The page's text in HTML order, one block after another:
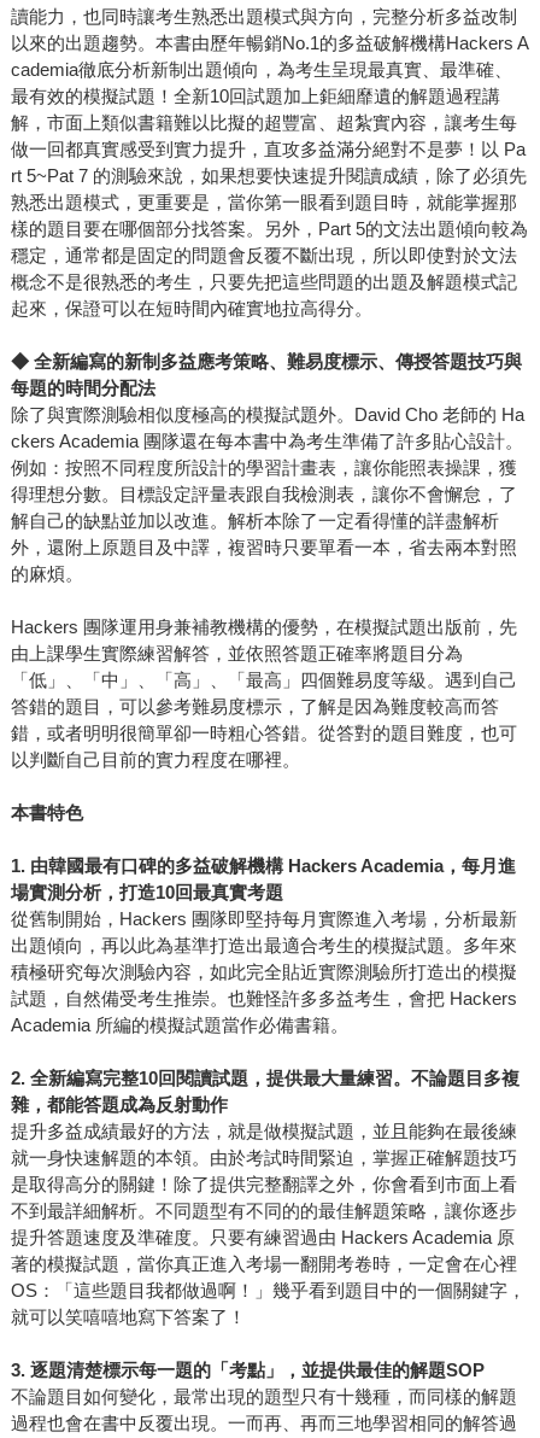
讀能力，也同時讓考生熟悉出題模式與方向，完整分析多益改制
以來的出題趨勢。本書由歷年暢銷No.1的多益破解機構Hackers A
cademia徹底分析新制出題傾向，為考生呈現最真實、最準確、
最有效的模擬試題！全新10回試題加上鉅細靡遺的解題過程講
解，市面上類似書籍難以比擬的超豐富、超紮實內容，讓考生每
做一回都真實感受到實力提升，直攻多益滿分絕對不是夢！以 Pa
rt 5~Pat 7 的測驗來說，如果想要快速提升閱讀成績，除了必須先
熟悉出題模式，更重要是，當你第一眼看到題目時，就能掌握那
樣的題目要在哪個部分找答案。另外，Part 5的文法出題傾向較為
穩定，通常都是固定的問題會反覆不斷出現，所以即使對於文法
概念不是很熟悉的考生，只要先把這些問題的出題及解題模式記
起來，保證可以在短時間內確實地拉高得分。
◆ 全新編寫的新制多益應考策略、難易度標示、傳授答題技巧與
每題的時間分配法
除了與實際測驗相似度極高的模擬試題外。David Cho 老師的 Ha
ckers Academia 團隊還在每本書中為考生準備了許多貼心設計。
例如：按照不同程度所設計的學習計畫表，讓你能照表操課，獲
得理想分數。目標設定評量表跟自我檢測表，讓你不會懈怠，了
解自己的缺點並加以改進。解析本除了一定看得懂的詳盡解析
外，還附上原題目及中譯，複習時只要單看一本，省去兩本對照
的麻煩。
Hackers 團隊運用身兼補教機構的優勢，在模擬試題出版前，先
由上課學生實際練習解答，並依照答題正確率將題目分為
「低」、「中」、「高」、「最高」四個難易度等級。遇到自己
答錯的題目，可以參考難易度標示，了解是因為難度較高而答
錯，或者明明很簡單卻一時粗心答錯。從答對的題目難度，也可
以判斷自己目前的實力程度在哪裡。
本書特色
1. 由韓國最有口碑的多益破解機構 Hackers Academia，每月進
場實測分析，打造10回最真實考題
從舊制開始，Hackers 團隊即堅持每月實際進入考場，分析最新
出題傾向，再以此為基準打造出最適合考生的模擬試題。多年來
積極研究每次測驗內容，如此完全貼近實際測驗所打造出的模擬
試題，自然備受考生推崇。也難怪許多多益考生，會把 Hackers
Academia 所編的模擬試題當作必備書籍。
2. 全新編寫完整10回閱讀試題，提供最大量練習。不論題目多複
雜，都能答題成為反射動作
提升多益成績最好的方法，就是做模擬試題，並且能夠在最後練
就一身快速解題的本領。由於考試時間緊迫，掌握正確解題技巧
是取得高分的關鍵！除了提供完整翻譯之外，你會看到市面上看
不到最詳細解析。不同題型有不同的的最佳解題策略，讓你逐步
提升答題速度及準確度。只要有練習過由 Hackers Academia 原
著的模擬試題，當你真正進入考場一翻開考卷時，一定會在心裡
OS：「這些題目我都做過啊！」幾乎看到題目中的一個關鍵字，
就可以笑嘻嘻地寫下答案了！
3. 逐題清楚標示每一題的「考點」，並提供最佳的解題SOP
不論題目如何變化，最常出現的題型只有十幾種，而同樣的解題
過程也會在書中反覆出現。一而再、再而三地學習相同的解答過